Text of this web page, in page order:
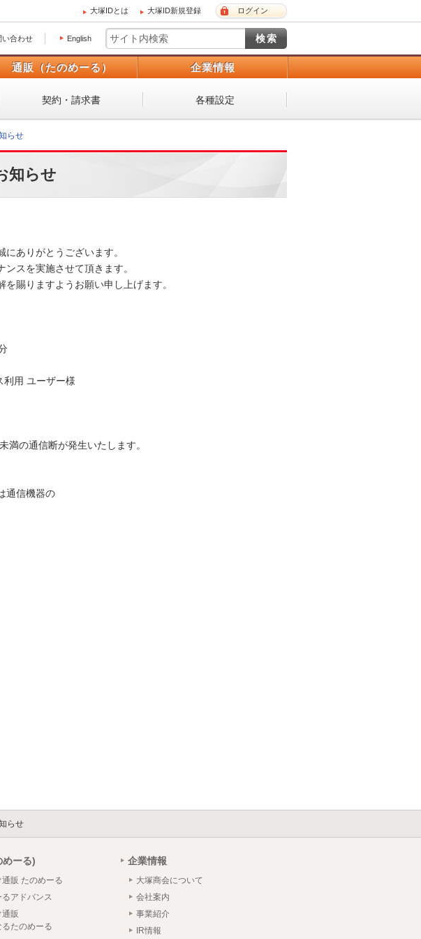
大塚IDとは 大塚ID新規登録 ログイン
い合わせ English
通販（たのめーる） 企業情報
契約・請求書 各種設定
らせ
知らせ
ありがとうございます。
スを実施させて頂きます。
賜りますようお願い申し上げます。
利用 ユーザー様
満の通信断が発生いたします。
通信機器の
らせ
めーる)
販 たのめーる
るアドバンス
販
たのめーる
企業情報
大塚商会について
会社案内
事業紹介
IR情報